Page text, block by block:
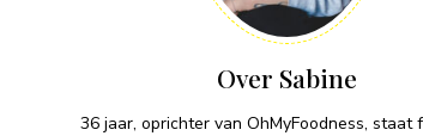
Over Sabine
36 jaar, oprichter van OhMyFoodness, staat